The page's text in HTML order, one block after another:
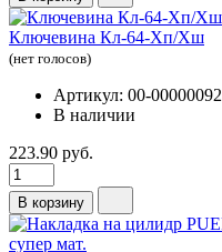
Ключевина Кл-64-Хп/Хш
(нет голосов)
Артикул: 00-00000092
В наличии
223.90 руб.
В корзину